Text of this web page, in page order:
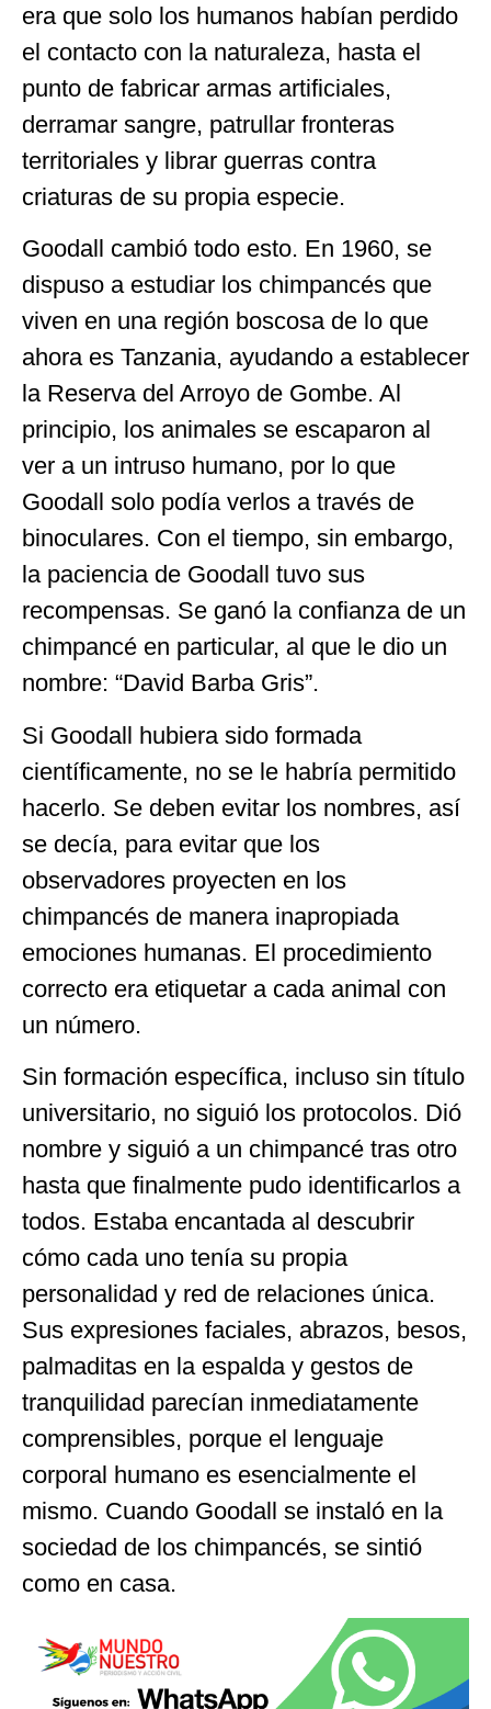
era que solo los humanos habían perdido
el contacto con la naturaleza, hasta el
punto de fabricar armas artificiales,
derramar sangre, patrullar fronteras
territoriales y librar guerras contra
criaturas de su propia especie.
Goodall cambió todo esto. En 1960, se
dispuso a estudiar los chimpancés que
viven en una región boscosa de lo que
ahora es Tanzania, ayudando a establecer
la Reserva del Arroyo de Gombe. Al
principio, los animales se escaparon al
ver a un intruso humano, por lo que
Goodall solo podía verlos a través de
binoculares. Con el tiempo, sin embargo,
la paciencia de Goodall tuvo sus
recompensas. Se ganó la confianza de un
chimpancé en particular, al que le dio un
nombre: “David Barba Gris”.
Si Goodall hubiera sido formada
científicamente, no se le habría permitido
hacerlo. Se deben evitar los nombres, así
se decía, para evitar que los
observadores proyecten en los
chimpancés de manera inapropiada
emociones humanas. El procedimiento
correcto era etiquetar a cada animal con
un número.
Sin formación específica, incluso sin título
universitario, no siguió los protocolos. Dió
nombre y siguió a un chimpancé tras otro
hasta que finalmente pudo identificarlos a
todos. Estaba encantada al descubrir
cómo cada uno tenía su propia
personalidad y red de relaciones única.
Sus expresiones faciales, abrazos, besos,
palmaditas en la espalda y gestos de
tranquilidad parecían inmediatamente
comprensibles, porque el lenguaje
corporal humano es esencialmente el
mismo. Cuando Goodall se instaló en la
sociedad de los chimpancés, se sintió
como en casa.